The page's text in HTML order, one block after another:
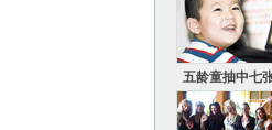
五龄童抽中七